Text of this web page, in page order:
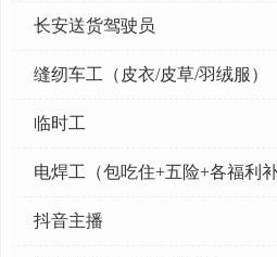
长安送货驾驶员
缝纫车工（皮衣/皮草/羽绒服）
临时工
电焊工（包吃住+五险+各福利补
抖音主播